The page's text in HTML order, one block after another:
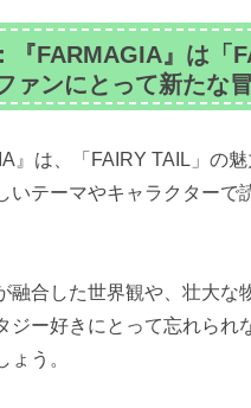
『FARMAGIA』は「
ァンにとって新たな
』は、「FAIRY TAIL」の
いテーマやキャラクターで
融合した世界観や、壮大な
ジー好きにとって忘れられ
ょう。